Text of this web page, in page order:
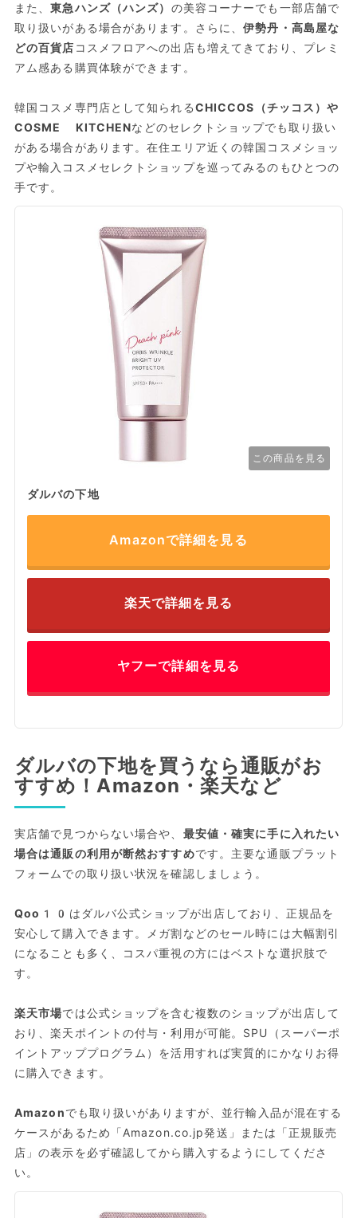
また、東急ハンズ（ハンズ） の美容コーナーでも一部店舗で
取り扱いがある場合があります。さらに、伊勢丹・高島屋な
どの百貨店 コスメフロアへの出店も増えてきており、プレミ
アム感ある購買体験ができます。
韓国コスメ専門店として知られるCHICCOS（チッコス）や
COSME KITCHENなどのセレクトショップでも取り扱い
がある場合があります。在住エリア近くの韓国コスメショッ
プや輸入コスメセレクトショップを巡ってみるのもひとつの
手です。
この商品を見る
ダルバの下地
Amazonで詳細を見る
楽天で詳細を見る
ヤフーで詳細を見る
ダルバの下地を買うなら通販がお
すすめ！Amazon・楽天など
実店舗で見つからない場合や、 最安値・確実に手に入れたい
場合は通販の利用が断然おすすめです。主要な通販プラット
フォームでの取り扱い状況を確認しましょう。
Qoo10 はダルバ公式ショップが出店しており、正規品を
安心して購入できます。メガ割などのセール時には大幅割引
になることも多く、コスパ重視の方にはベストな選択肢で
す。
楽天市場では公式ショップを含む複数のショップが出店して
おり、楽天ポイントの付与・利用が可能。SPU（スーパーポ
イントアッププログラム）を活用すれば実質的にかなりお得
に購入できます。
Amazonでも取り扱いがありますが、並行輸入品が混在する
ケースがあるため「Amazon.co.jp発送」または「正規販売
店」の表示を必ず確認してから購入するようにしてくださ
い。